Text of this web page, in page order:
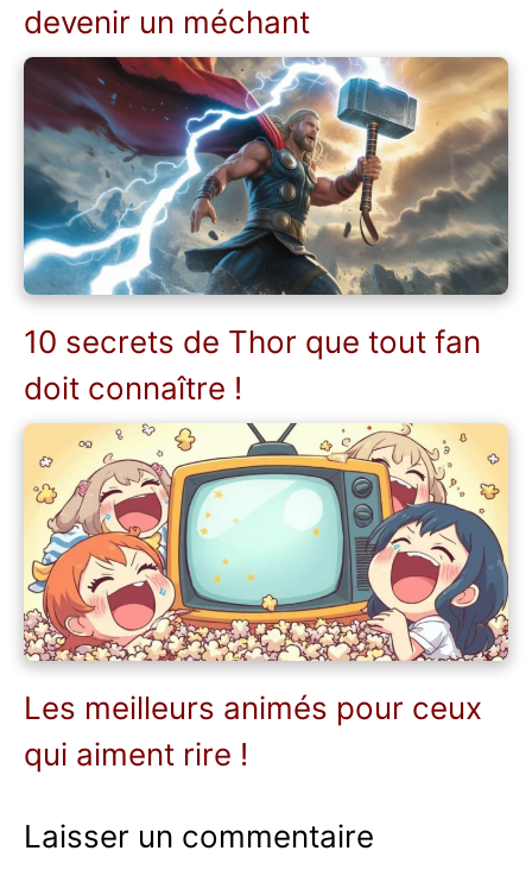
devenir un méchant
10 secrets de Thor que tout fan
doit connaître !
Les meilleurs animés pour ceux
qui aiment rire !
Laisser un commentaire